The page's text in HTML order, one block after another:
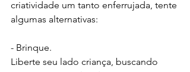
criatividade um tanto enferrujada, tente
algumas alternativas:
- Brinque.
Liberte seu lado criança, buscando